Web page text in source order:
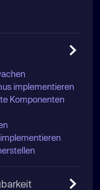
implementieren
Komponenten
implementieren